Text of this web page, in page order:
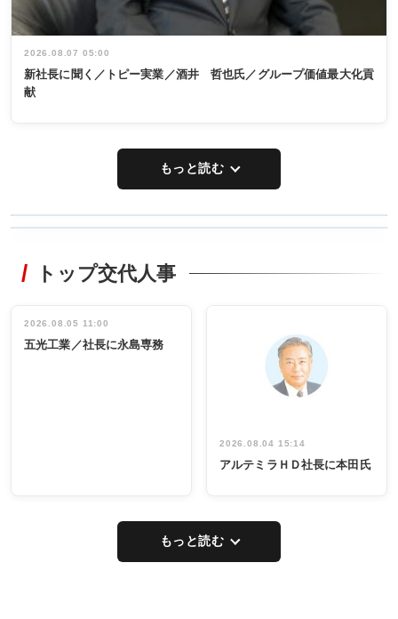
2026.08.07 05:00
新社長に聞く／トピー実業／酒井 哲也氏／グループ価値最大化貢
献
もっと読む
非鉄業界で
インタビュ
ー／社内ア
タックトレー
祝う 業界関
係者ら220人
出席
トップ交代人事
2026.08.05 11:00
五光工業／社長に永島専務
2026.08.04 15:14
アルテミラＨＤ社長に本田氏
もっと読む